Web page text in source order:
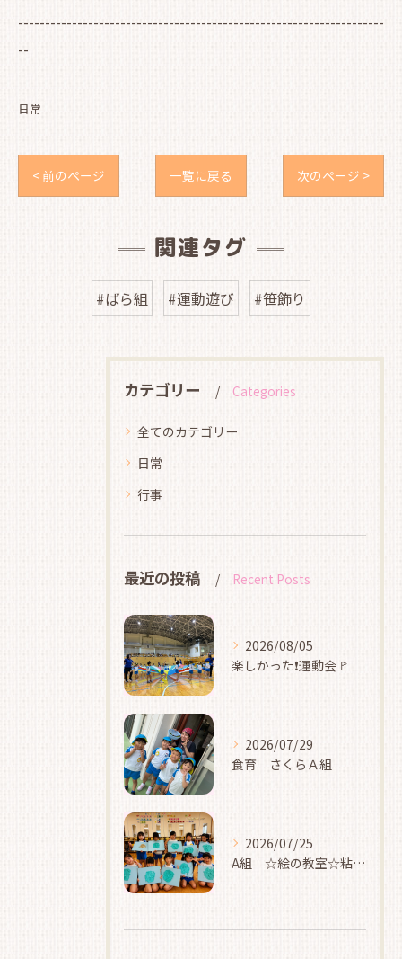
--------------------------------------------------------------------
--
日常
< 前のページ 一覧に戻る 次のページ >
関連タグ
#ばら組 #運動遊び #笹飾り
カテゴリー Categories
全てのカテゴリー
日常
行事
最近の投稿 Recent Posts
2026/08/05
楽しかった❗運動会🚩
2026/07/29
食育 さくらＡ組
2026/07/25
A組 ☆絵の教室☆粘土☆